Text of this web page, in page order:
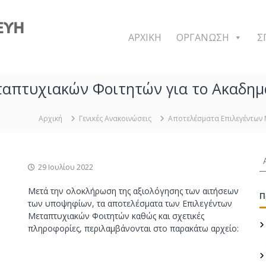
ε
ι
μ
ς
κ
α
ι
ΑΡΧΙΚΗ ΟΡΓΑΝΩΣΗ
Φοιτητών για το
Αρχική Γενικές Ανακοινώσεις Αποτελέσματα
29 Ιουλίου 2022
Μετά την ολοκλήρωση της αξιολόγησης των αιτήσεων
των υποψηφίων, τα αποτελέσματα των Επιλεγέντων
Μεταπτυχιακών Φοιτητών καθώς και σχετικές
πληροφορίες, περιλαμβάνονται στο παρακάτω αρχείο:
ν
ζ
ή
η
η